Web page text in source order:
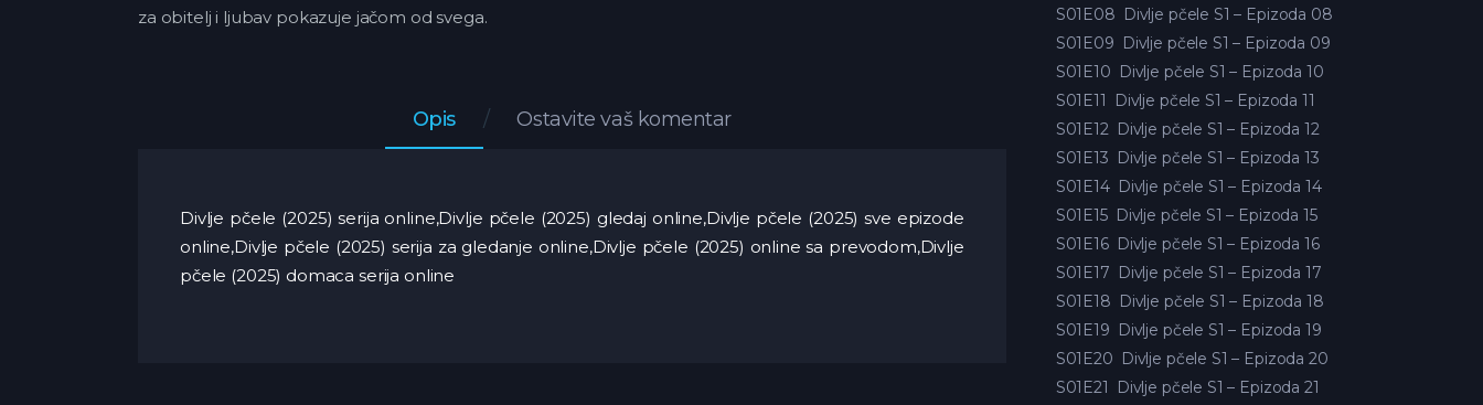
za obitelj i ljubav pokazuje jačom od svega.
Opis Ostavite vaš komentar
Divlje pčele (2025) serija online,Divlje pčele (2025) gledaj online,Divlje pčele (2025) sve epizode
online,Divlje pčele (2025) serija za gledanje online,Divlje pčele (2025) online sa prevodom,Divlje
pčele (2025) domaca serija online
S01E08 Divlje pčele S1 – Epizoda 08
S01E09 Divlje pčele S1 – Epizoda 09
S01E10 Divlje pčele S1 – Epizoda 10
S01E11
Divlje pčele S1 – Epizoda 11
S01E12 Divlje pčele S1 – Epizoda 12
S01E13 Divlje pčele S1 – Epizoda 13
S01E14 Divlje pčele S1 – Epizoda 14
S01E15 Divlje pčele S1 – Epizoda 15
S01E16 Divlje pčele S1 – Epizoda 16
S01E17 Divlje pčele S1 – Epizoda 17
S01E18 Divlje pčele S1 – Epizoda 18
S01E19 Divlje pčele S1 – Epizoda 19
S01E20 Divlje pčele S1 – Epizoda 20
S01E21
Divlje pčele S1 – Epizoda 21